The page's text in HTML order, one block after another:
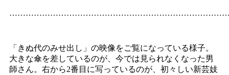
「きぬ代のみせ出し」の映像をご覧になっている様子。
大きな傘を差しているのが、今では見られなくなった男
師さん。右から2番目に写っているのが、初々しい新芸妓